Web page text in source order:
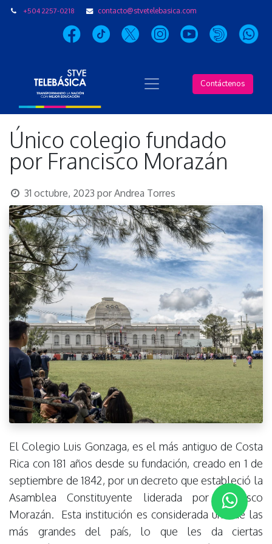
+504 2257-0218 contacto@stvetelebasica.com
Contáctenos
Único colegio fundado
por Francisco Morazán
31 octubre, 2023 porAndrea Torres
El Colegio Luis Gonzaga, es el más antiguo de Costa
Rica con 181 años desde su fundación, creado en 1 de
septiembre de 1842, por un decreto que estableció la
Asamblea Constituyente liderada por Francisco
Morazán. Esta institución es considerada uno de las
más grandes del país, lo que les da ciertas